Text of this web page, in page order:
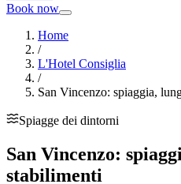
Book now
Home
/
L'Hotel Consiglia
/
San Vincenzo: spiaggia,
Spiagge dei dintorni
San Vincenzo:
stabilimenti